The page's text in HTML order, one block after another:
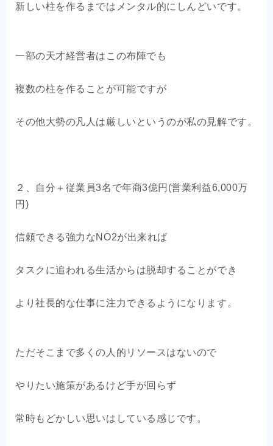
新しい柱を作るまではメンタル的にしんどいです。
一部の天才経営者はこの布陣でも
複数の柱を作ることが可能ですが
その他大勢の凡人は厳しいというのが私の見解です。
２、自分＋従業員3名で年商3億円(営業利益6,000万
円)
信頼できる強力なNO2が出来れば
タスクに追われる生活からは脱却することができ
より社長的な仕事に注力できるようになります。
ただそこまで多くの人的リソースはないので
やりたい施策があるけど手が回らず
常時もどかしい思いはしている感じです。